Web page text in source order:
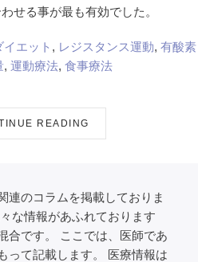
せる事が最も有効でした。
イエット , レジスタンス運動, 有酸素
, 運動療法, 食事療法
READING
連のコラムを掲載しておりま
な情報があふれております
合です。 ここでは、医師であ
って記載します。 医療情報は